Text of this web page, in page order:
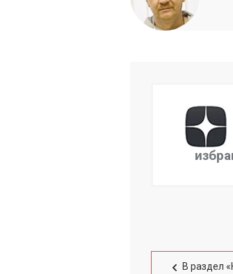
В раздел